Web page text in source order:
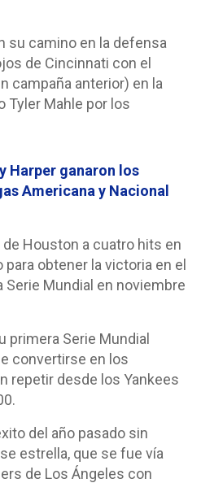
su camino en la defensa
de Cincinnati con el
campaña anterior) en la
Tyler Mahle por los
Harper ganaron los
Americana y Nacional
Houston a cuatro hits en
obtener la victoria en el
Serie Mundial en noviembre
primera Serie Mundial
convertirse en los
repetir desde los Yankees
del año pasado sin
estrella, que se fue vía
de Los Ángeles con